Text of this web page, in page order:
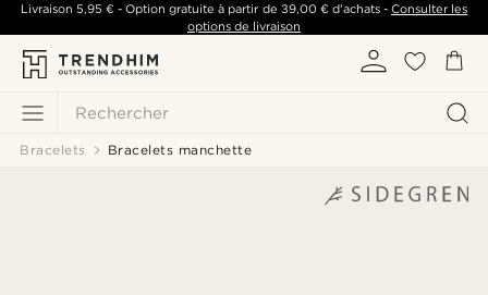
Rechercher
Livraison 5,95 €- Option gratuite à partir de 39,00 €d'achats -Consulter les
options de livraison
Bracelets Bracelets manchette